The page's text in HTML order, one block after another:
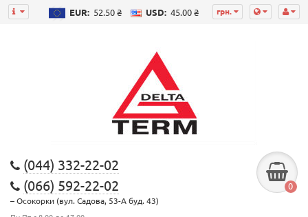
грн.
EUR: 52.50 ₴ USD: 45.00 ₴
(044) 332-22-02
(066) 592-22-02
– Осокорки (вул. Садова, 53-А буд. 43)
0